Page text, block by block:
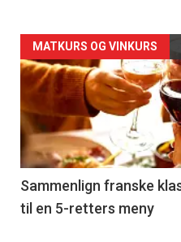
Forsiden
akkurat
nå
-
5
MATKURS OG VINKURS
Sammenlign franske
til en 5-retters meny